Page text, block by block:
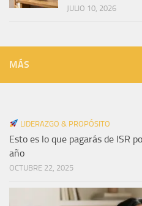
JULIO 10, 2026
MÁS
LIDERAZGO & PROPÓSITO
Esto es lo que pagarás de ISR
año
OCTUBRE 22, 2025